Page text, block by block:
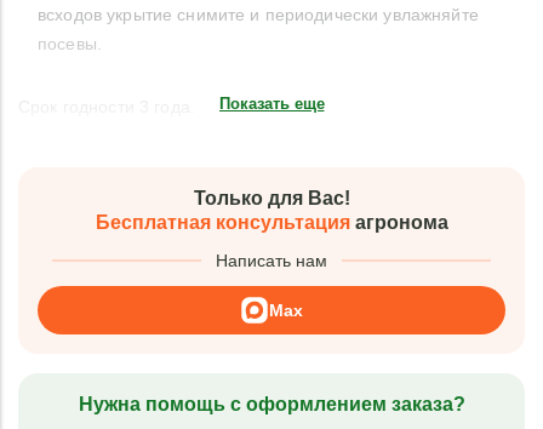
всходов укрытие снимите и периодически увлажняйте
посевы.
Показать еще
Только для Вас!
Бесплатная консультацияагронома
Написать нам
Max
Нужна помощь с оформлением заказа?